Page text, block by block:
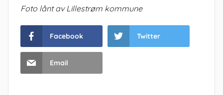
Foto lånt av Lillestrøm kommune
Facebook Twitter
Email